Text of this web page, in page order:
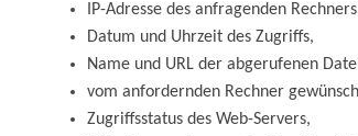
IP-Adresse des anfragenden
Datum und Uhrzeit des Zugriffs,
Name und URL der abgerufenen
vom anfordernden Rechner
Zugriffsstatus des Web-Servers,